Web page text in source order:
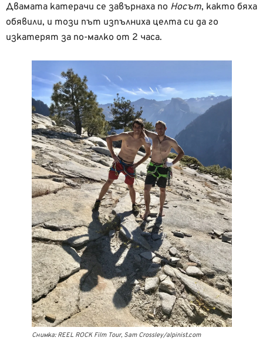
Двамата катерачи се завърнаха по Носът, както бяха
обявили, и този път изпълниха целта си да го
изкатерят за по-малко от 2 часа.
Снимка: REEL ROCK Film Tour, Sam Crossley/alpinist.com